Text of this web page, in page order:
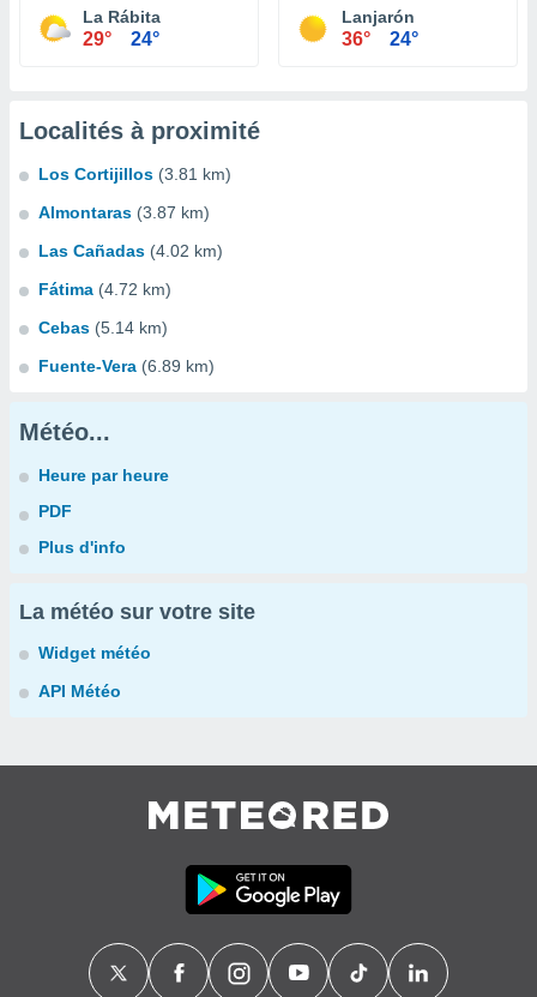
La Rábita
29° 24°
Lanjarón
36° 24°
Localités à proximité
Los Cortijillos (3.81 km)
Almontaras (3.87 km)
Las Cañadas (4.02 km)
Fátima (4.72 km)
Cebas (5.14 km)
Fuente-Vera (6.89 km)
Météo...
Heure par heure
PDF
Plus d'info
La météo sur votre site
Widget météo
API Météo